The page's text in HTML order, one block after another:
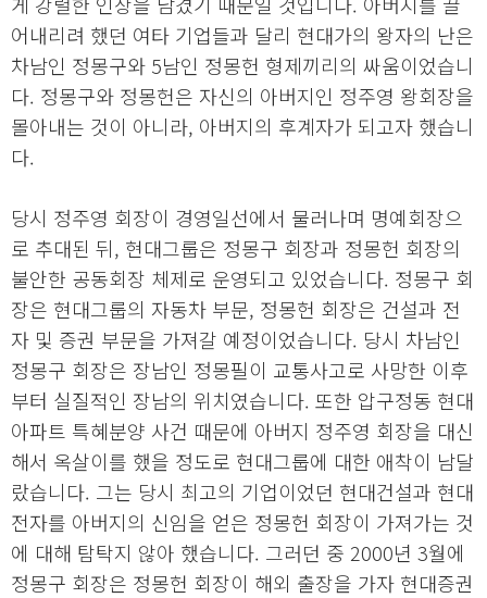
어내리려 했던 여타 기업들과 달리 현대가의 왕자의 난은
차남인 정몽구와 5남인 정몽헌 형제끼리의 싸움이었습니
다. 정몽구와 정몽헌은 자신의 아버지인 정주영 왕회장을
몰아내는 것이 아니라, 아버지의 후계자가 되고자 했습니
다.
당시 정주영 회장이 경영일선에서 물러나며 명예회장으
로 추대된 뒤, 현대그룹은 정몽구 회장과 정몽헌 회장의
불안한 공동회장 체제로 운영되고 있었습니다. 정몽구 회
장은 현대그룹의 자동차 부문, 정몽헌 회장은 건설과 전
자 및 증권 부문을 가져갈 예정이었습니다. 당시 차남인
정몽구 회장은 장남인 정몽필이 교통사고로 사망한 이후
부터 실질적인 장남의 위치였습니다. 또한 압구정동 현대
아파트 특혜분양 사건 때문에 아버지 정주영 회장을 대신
해서 옥살이를 했을 정도로 현대그룹에 대한 애착이 남달
랐습니다. 그는 당시 최고의 기업이었던 현대건설과 현대
전자를 아버지의 신임을 얻은 정몽헌 회장이 가져가는 것
에 대해 탐탁지 않아 했습니다. 그러던 중 2000년 3월에
정몽구 회장은 정몽헌 회장이 해외 출장을 가자 현대증권